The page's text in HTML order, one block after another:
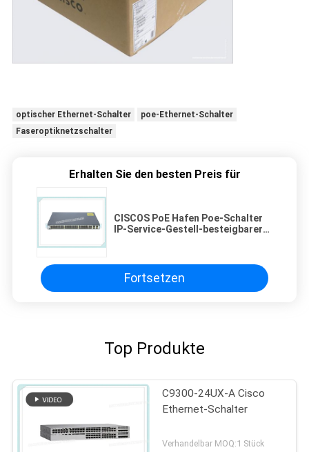
optischer Ethernet-Schalter
poe-Ethernet-Schalter
Faseroptiknetzschalter
Erhalten Sie den besten Preis für
CISCOS PoE Hafen Poe-Schalter
IP-Service-Gestell-besteigbarer
Fortsetzen
Top Produkte
C9300-24UX-A Cisco
Ethernet-Schalter
Verhandelbar MOQ:1 Stück